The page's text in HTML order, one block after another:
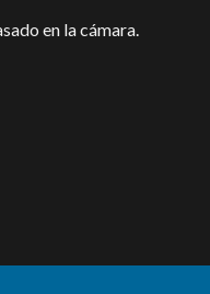
en la cámara.